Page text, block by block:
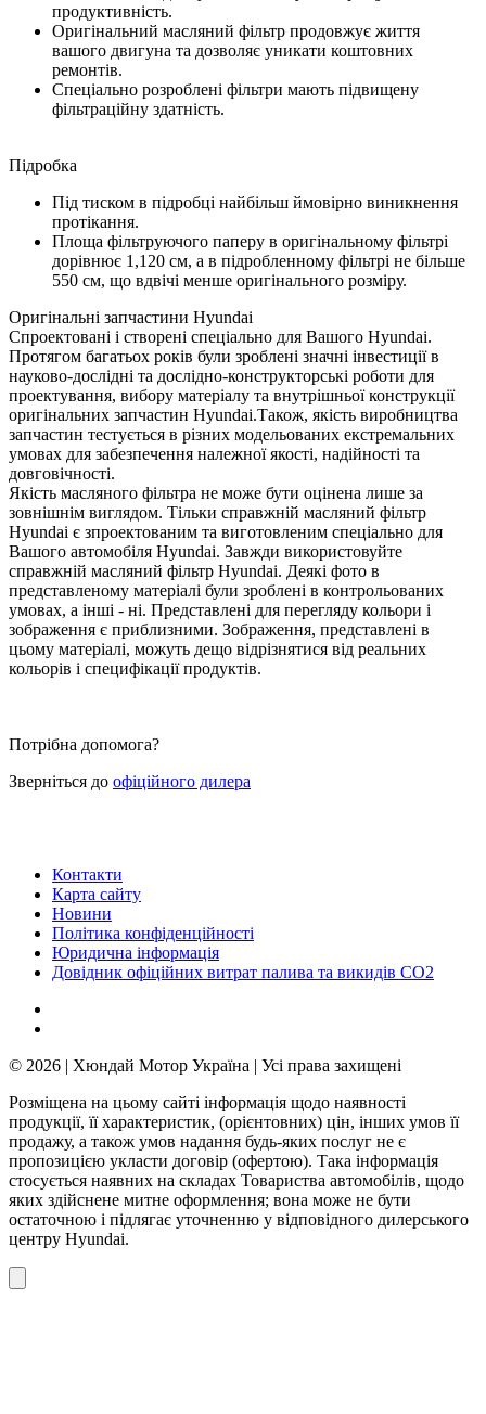
продуктивність.
Оригінальний масляний фільтр продовжує життя
вашого двигуна та дозволяє уникати коштовних
ремонтів.
Спеціально розроблені фільтри мають підвищену
фільтраційну здатність.
Підробка
Під тиском в підробці найбільш ймовірно виникнення
протікання.
Площа фільтруючого паперу в оригінальному фільтрі
дорівнює 1,120 см, а в підробленному фільтрі не більше
550 см, що вдвічі менше оригінального розміру.
Оригінальні запчастини Hyundai
Спроектовані і створені спеціально для Вашого Hyundai.
Протягом багатьох років були зроблені значні інвестиції в
науково-дослідні та дослідно-конструкторські роботи для
проектування, вибору матеріалу та внутрішньої конструкції
оригінальних запчастин Hyundai.Також, якість виробництва
запчастин тестується в різних модельованих екстремальних
умовах для забезпечення належної якості, надійності та
довговічності.
Якість масляного фільтра не може бути оцінена лише за
зовнішнім виглядом. Тільки справжній масляний фільтр
Hyundai є зпроектованим та виготовленим спеціально для
Вашого автомобіля Hyundai. Завжди використовуйте
справжній масляний фільтр Hyundai. Деякі фото в
представленому матеріалі були зроблені в контрольованих
умовах, а інші - ні. Представлені для перегляду кольори і
зображення є приблизними. Зображення, представлені в
цьому матеріалі, можуть дещо відрізнятися від реальних
кольорів і специфікації продуктів.
Потрібна допомога?
Зверніться до офіційного дилера
Контакти
Карта сайту
Новини
Політика конфіденційності
Юридична інформація
Довідник офіційних витрат палива та викидів СО2
© 2026 | Хюндай Мотор Україна | Усі права захищені
Розміщена на цьому сайті інформація щодо наявності
продукції, її характеристик, (орієнтовних) цін, інших умов її
продажу, а також умов надання будь-яких послуг не є
пропозицією укласти договір (офертою). Така інформація
стосується наявних на складах Товариства автомобілів, щодо
яких здійснене митне оформлення; вона може не бути
остаточною і підлягає уточненню у відповідного дилерського
центру Hyundai.